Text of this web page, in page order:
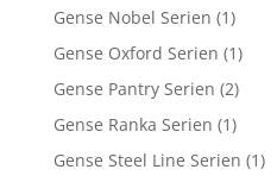
Gense Nobel Serien (1)
Gense Oxford Serien (1)
Gense Pantry Serien (2)
Gense Ranka Serien (1)
Gense Steel Line Serien (1)